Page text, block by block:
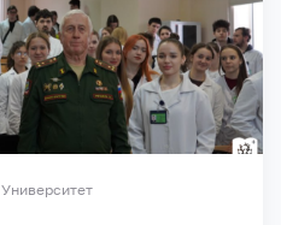
Университет